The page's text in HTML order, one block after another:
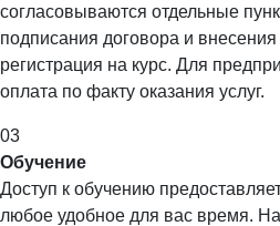
согласовываются отдельные
подписания договора и
регистрация на курс. Для
оплата по факту оказания услуг.
03
Обучение
Доступ к обучению
любое удобное для вас время.